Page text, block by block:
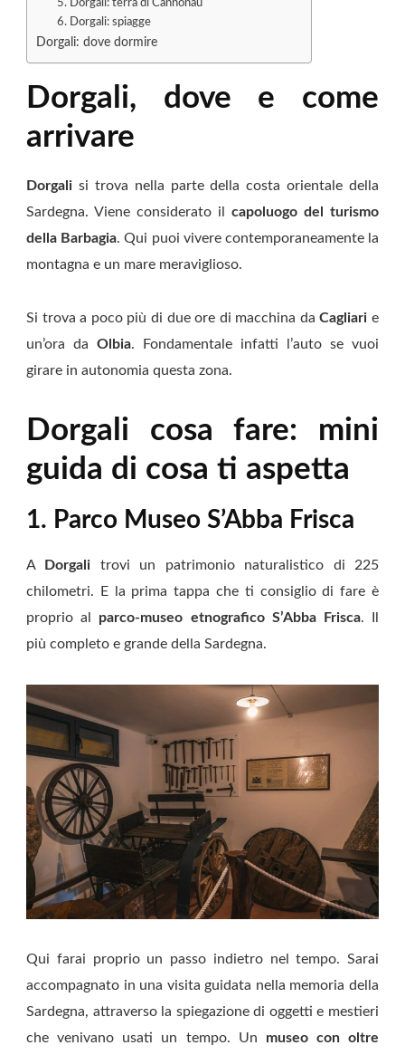
5. Dorgali: terra di Cannonau
6. Dorgali: spiagge
Dorgali: dove dormire
Dorgali, dove e come
arrivare
Dorgali si trova nella parte della costa orientale della
Sardegna. Viene considerato il capoluogo del turismo
della Barbagia. Qui puoi vivere contemporaneamente la
montagna e un mare meraviglioso.
Si trova a poco più di due ore di macchina daCagliari e
un’ora da Olbia. Fondamentale infatti l’auto se vuoi
girare in autonomia questa zona.
Dorgali cosa fare: mini
guida di cosa ti aspetta
1. Parco Museo S’Abba Frisca
A Dorgali trovi un patrimonio naturalistico di 225
chilometri. E la prima tappa che ti consiglio di fare è
proprio al parco-museo etnografico S’Abba Frisca. Il
più completo e grande della Sardegna.
Qui farai proprio un passo indietro nel tempo. Sarai
accompagnato in una visita guidata nella memoria della
Sardegna, attraverso la spiegazione di oggetti e mestieri
che venivano usati un tempo. Un museo con oltre